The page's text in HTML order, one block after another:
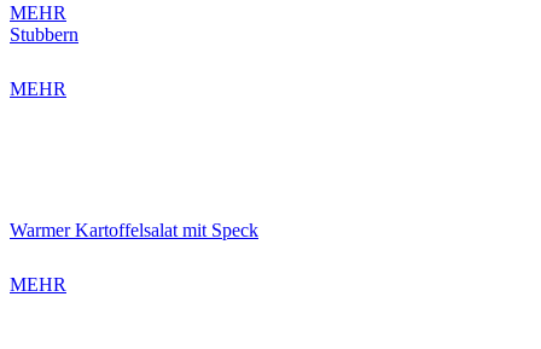
MEHR
Stubbern
MEHR
Warmer Kartoffelsalat mit Speck
MEHR